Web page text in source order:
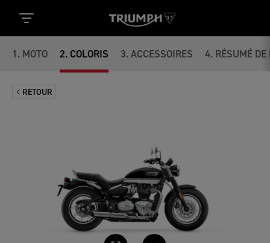
1 . MOTO 2. COLORIS 3. ACCESSOIRES 4. RÉSUMÉ DE
RETOUR